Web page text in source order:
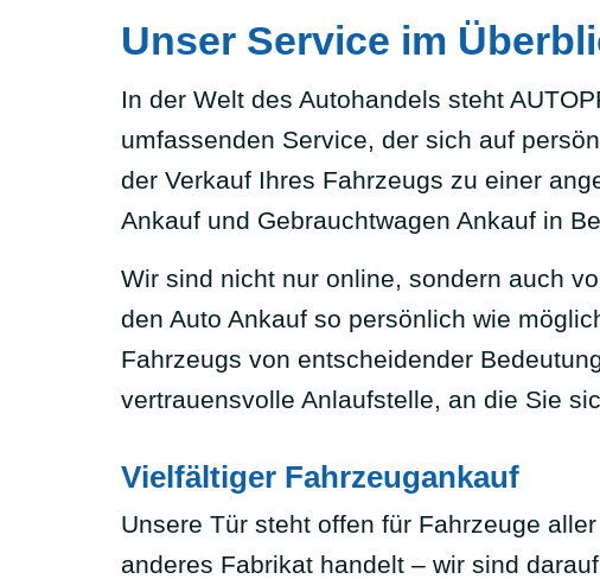
Unser Service im
In der Welt des Autohandels steht
umfassenden Service, der sich auf
der Verkauf Ihres Fahrzeugs zu einer
Ankauf und Gebrauchtwagen Ankauf in
Wir sind nicht nur online, sondern auch
den Auto Ankauf so persönlich wie
Fahrzeugs von entscheidender
vertrauensvolle Anlaufstelle, an die Sie
Vielfältiger Fahrzeugankauf
Unsere Tür steht offen für Fahrzeuge
anderes Fabrikat handelt – wir sind